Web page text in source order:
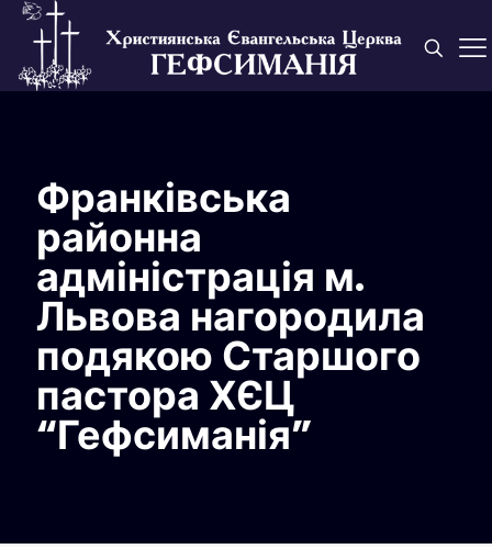
Франківська
районна
адміністрація м.
Львова нагородила
подякою Старшого
пастора ХЄЦ
“Гефсиманія”